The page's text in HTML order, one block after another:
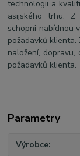
technologii a
asijského trhu. Z
schopni nabídnou
požadavků
naložení,
požadavků klienta.
Parametry
Výrobce